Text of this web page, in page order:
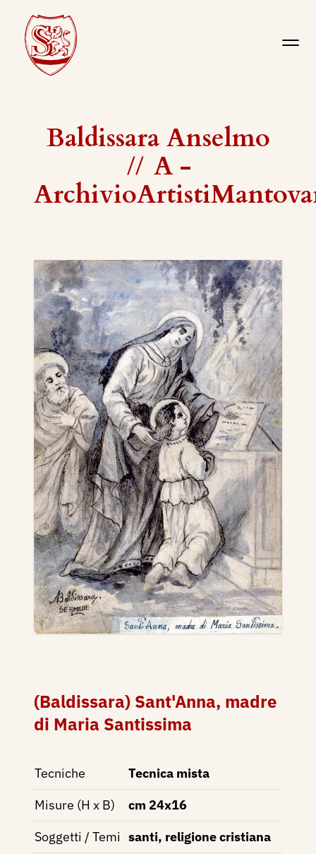
Baldissara Anselmo
// A -
(Baldissara) Sant'Anna, madre
di Maria Santissima
Tecniche
Tecnica mista
Misure (H x B)
cm 24x16
Soggetti / Temi santi, religione cristiana